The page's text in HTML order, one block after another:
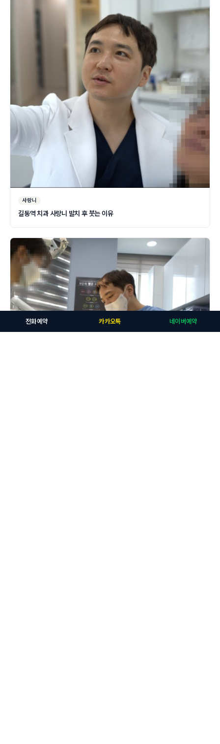
사랑니
길동역 치과 사랑니 발치 후 붓는 이유
전화예약 카카오톡 네이버예약